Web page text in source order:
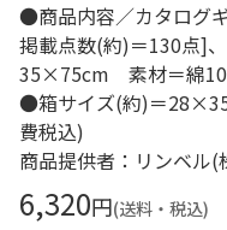
●商品内容／カタログ
掲載点数(約)＝130点]
35×75cm 素材＝綿
●箱サイズ(約)＝
費税込)
商品提供者：リンベル(
6,320円(送料・税込)